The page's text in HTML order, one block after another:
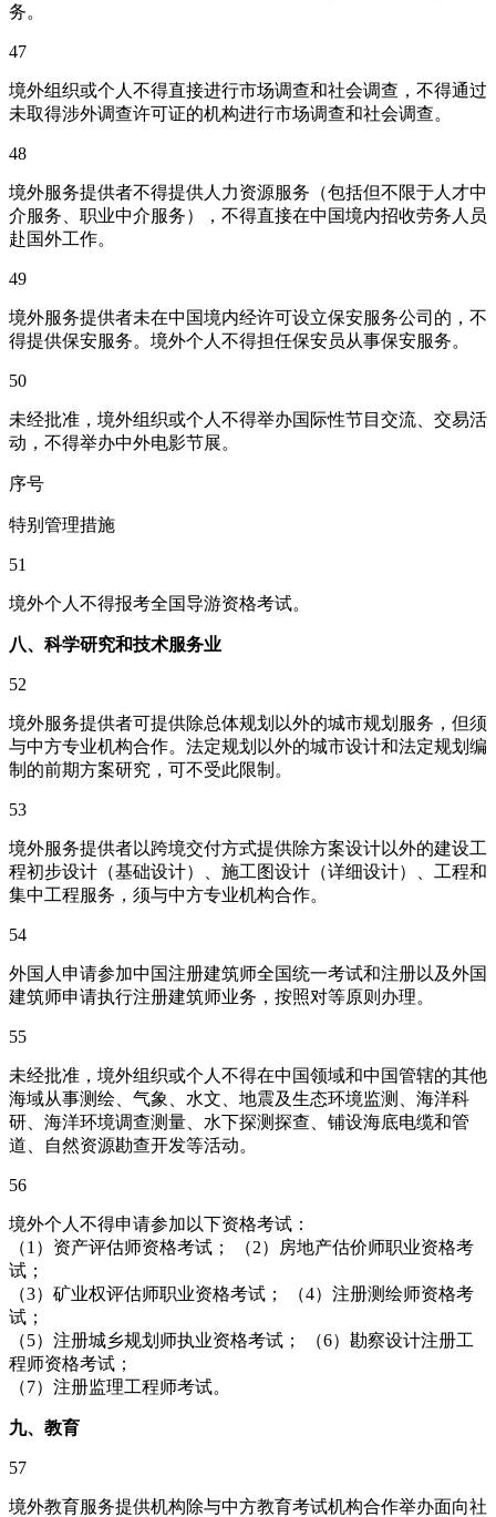
务。
47
境外组织或个人不得直接进行市场调查和社会调查，不得通过
未取得涉外调查许可证的机构进行市场调查和社会调查。
48
境外服务提供者不得提供人力资源服务（包括但不限于人才中
介服务、职业中介服务），不得直接在中国境内招收劳务人员
赴国外工作。
49
境外服务提供者未在中国境内经许可设立保安服务公司的，不
得提供保安服务。境外个人不得担任保安员从事保安服务。
50
未经批准，境外组织或个人不得举办国际性节目交流、交易活
动，不得举办中外电影节展。
序号
特别管理措施
51
境外个人不得报考全国导游资格考试。
八、科学研究和技术服务业
52
境外服务提供者可提供除总体规划以外的城市规划服务，但须
与中方专业机构合作。法定规划以外的城市设计和法定规划编
制的前期方案研究，可不受此限制。
53
境外服务提供者以跨境交付方式提供除方案设计以外的建设工
程初步设计（基础设计）、施工图设计（详细设计）、工程和
集中工程服务，须与中方专业机构合作。
54
外国人申请参加中国注册建筑师全国统一考试和注册以及外国
建筑师申请执行注册建筑师业务，按照对等原则办理。
55
未经批准，境外组织或个人不得在中国领域和中国管辖的其他
海域从事测绘、气象、水文、地震及生态环境监测、海洋科
研、海洋环境调查测量、水下探测探查、铺设海底电缆和管
道、自然资源勘查开发等活动。
56
境外个人不得申请参加以下资格考试：
（1）资产评估师资格考试； （2）房地产估价师职业资格考
试；
（3）矿业权评估师职业资格考试； （4）注册测绘师资格考
试；
（5）注册城乡规划师执业资格考试； （6）勘察设计注册工
程师资格考试；
（7）注册监理工程师考试。
九、教育
57
境外教育服务提供机构除与中方教育考试机构合作举办面向社